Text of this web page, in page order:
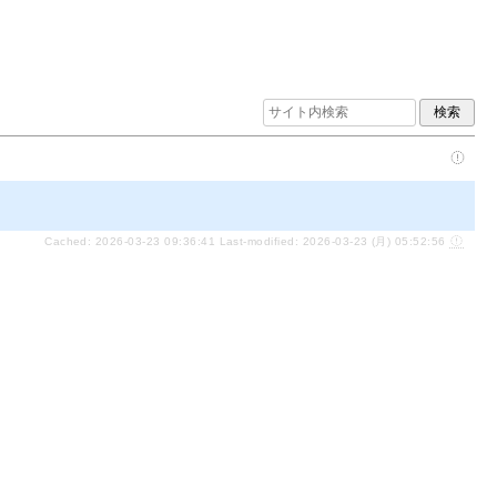
Cached: 2026-03-23 09:36:41 Last-modified: 2026-03-23 (月) 05:52:56